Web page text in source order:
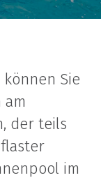
Sie
der teils
im